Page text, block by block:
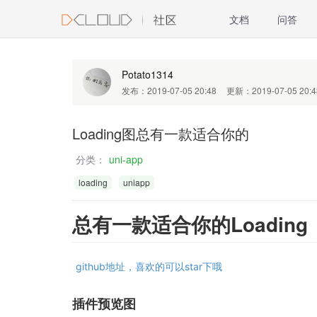
文档 问答
Potato1314
发布：2019-07-05 20:48 更新：2019-07-05
Loading图总有一款适合你的
分类： uni-app
loading uniapp
总有一款适合你的Loading
github地址，喜欢的可以star下哦
插件预览图